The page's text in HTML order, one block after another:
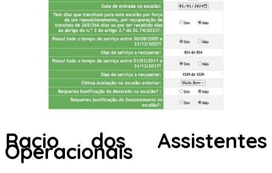
Racio dos Assistentes
Operacionais